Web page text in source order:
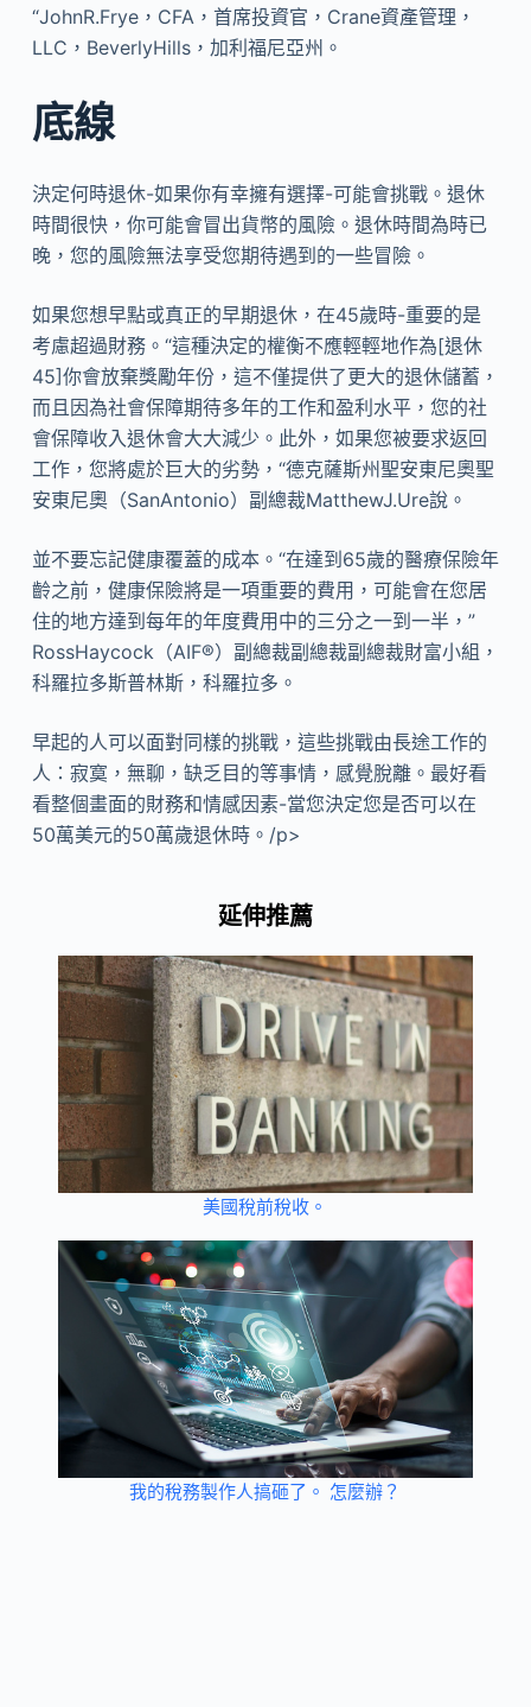
“JohnR.Frye，CFA，首席投資官，Crane資產管理，
LLC，BeverlyHills，加利福尼亞州。
底線
決定何時退休-如果你有幸擁有選擇-可能會挑戰。退休
時間很快，你可能會冒出貨幣的風險。退休時間為時已
晚，您的風險無法享受您期待遇到的一些冒險。
如果您想早點或真正的早期退休，在45歲時-重要的是
考慮超過財務。“這種決定的權衡不應輕輕地作為[退休
45]你會放棄獎勵年份，這不僅提供了更大的退休儲蓄，
而且因為社會保障期待多年的工作和盈利水平，您的社
會保障收入退休會大大減少。此外，如果您被要求返回
工作，您將處於巨大的劣勢，“德克薩斯州聖安東尼奧聖
安東尼奧（SanAntonio）副總裁MatthewJ.Ure說。
並不要忘記健康覆蓋的成本。“在達到65歲的醫療保險年
齡之前，健康保險將是一項重要的費用，可能會在您居
住的地方達到每年的年度費用中的三分之一到一半，”
RossHaycock（AIF®）副總裁副總裁副總裁財富小組，
科羅拉多斯普林斯，科羅拉多。
早起的人可以面對同樣的挑戰，這些挑戰由長途工作的
人：寂寞，無聊，缺乏目的等事情，感覺脫離。最好看
看整個畫面的財務和情感因素-當您決定您是否可以在
50萬美元的50萬歲退休時。/p>
延伸推薦
美國稅前稅收。
我的稅務製作人搞砸了。 怎麼辦？